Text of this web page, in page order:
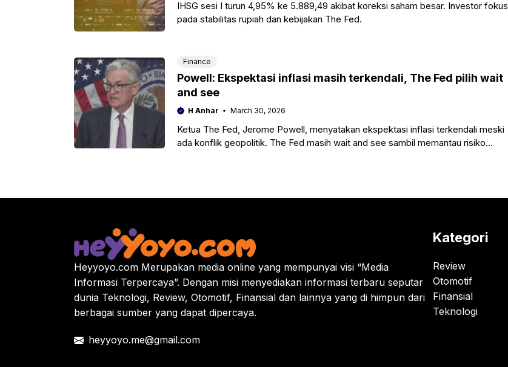
IHSG sesi I turun 4,95% ke 5.889,49 akibat koreksi saham besar. Investor fokus
pada stabilitas rupiah dan kebijakan The Fed.
Finance
Powell: Ekspektasi inflasi masih terkendali, The Fed pilih wait
and see
H Anhar March 30, 2026
Ketua The Fed, Jerome Powell, menyatakan ekspektasi inflasi terkendali meski
ada konflik geopolitik. The Fed masih wait and see sambil memantau risiko
Heyyoyo.com Merupakan media online yang mempunyai visi “Media
Informasi Terpercaya”. Dengan misi menyediakan informasi terbaru seputar
dunia Teknologi, Review, Otomotif, Finansial dan lainnya yang di himpun dari
berbagai sumber yang dapat dipercaya.
heyyoyo.me@gmail.com
Kategori
Review
Otomotif
Finansial
Teknologi